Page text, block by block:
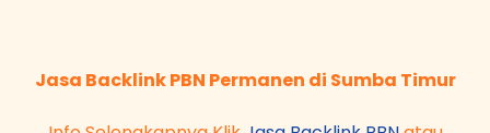
Jasa Backlink PBN Permanen di Sumba Timur